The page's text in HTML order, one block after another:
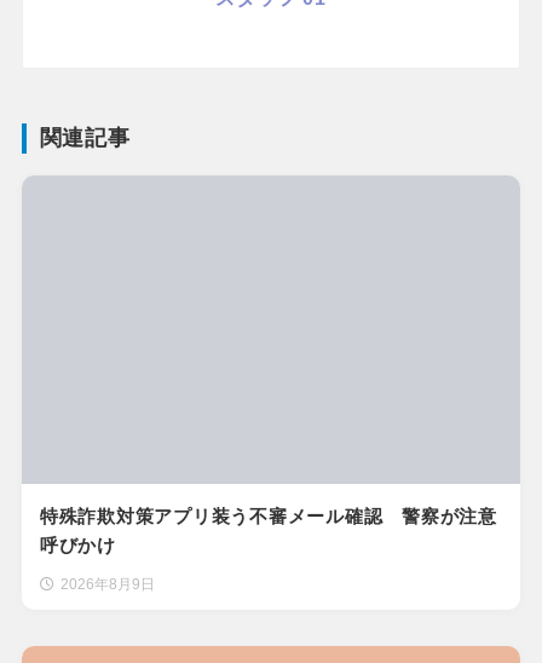
関連記事
特殊詐欺対策アプリ装う不審メール確認 警察が注意
呼びかけ
2026年8月9日